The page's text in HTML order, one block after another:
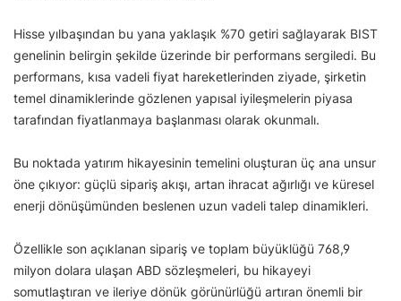
Hisse yılbaşından bu yana yaklaşık %70 getiri sağlayarak BIST
genelinin belirgin şekilde üzerinde bir performans sergiledi. Bu
performans, kısa vadeli fiyat hareketlerinden ziyade, şirketin
temel dinamiklerinde gözlenen yapısal iyileşmelerin piyasa
tarafından fiyatlanmaya başlanması olarak okunmalı.
Bu noktada yatırım hikayesinin temelini oluşturan üç ana unsur
öne çıkıyor: güçlü sipariş akışı, artan ihracat ağırlığı ve küresel
enerji dönüşümünden beslenen uzun vadeli talep dinamikleri.
Özellikle son açıklanan sipariş ve toplam büyüklüğü 768,9
milyon dolara ulaşan ABD sözleşmeleri, bu hikayeyi
somutlaştıran ve ileriye dönük görünürlüğü artıran önemli bir